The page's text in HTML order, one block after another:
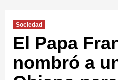
Sociedad
El Papa
nombró a